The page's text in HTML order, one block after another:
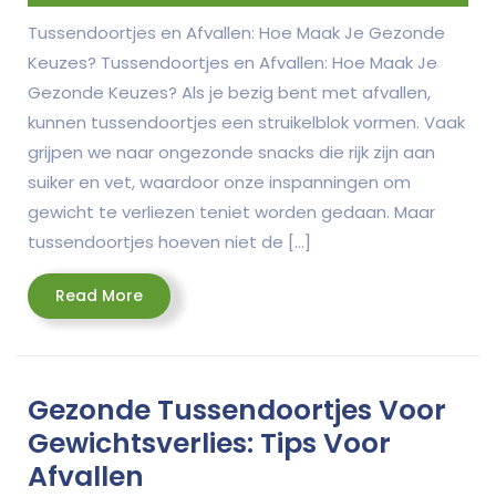
Tussendoortjes en Afvallen: Hoe Maak Je Gezonde
Keuzes? Tussendoortjes en Afvallen: Hoe Maak Je
Gezonde Keuzes? Als je bezig bent met afvallen,
kunnen tussendoortjes een struikelblok vormen. Vaak
grijpen we naar ongezonde snacks die rijk zijn aan
suiker en vet, waardoor onze inspanningen om
gewicht te verliezen teniet worden gedaan. Maar
tussendoortjes hoeven niet de […]
Read MoreRead
More
Gezonde Tussendoortjes Voor
Gewichtsverlies: Tips Voor
Afvallen